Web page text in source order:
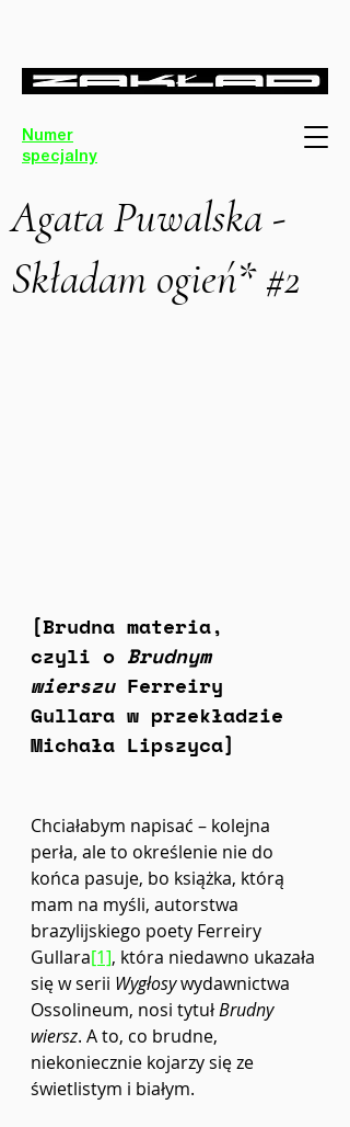
Numer
specjalny
Agata Puwalska -
Składam ogień* #2
[Brudna materia,
czyli o Brudnym
wierszu Ferreiry
Gullara w przekładzie
Michała Lipszyca]
Chciałabym napisać – kolejna
perła, ale to określenie nie do
końca pasuje, bo książka, którą
mam na myśli, autorstwa
brazylijskiego poety Ferreiry
Gullara[1], która niedawno ukazała
się w serii Wygłosy wydawnictwa
Ossolineum, nosi tytuł Brudny
wiersz. A to, co brudne,
niekoniecznie kojarzy się ze
świetlistym i białym.